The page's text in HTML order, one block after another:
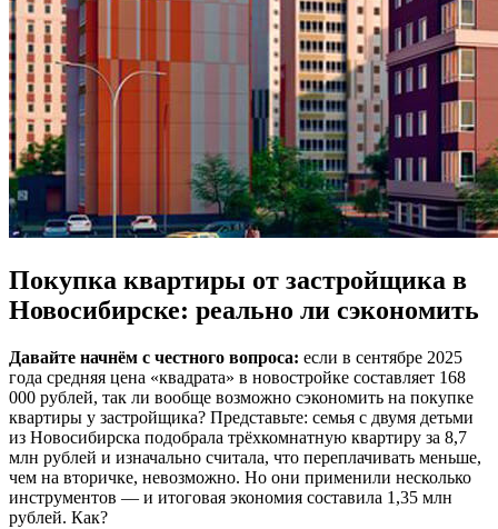
Покупка квартиры от застройщика в
Новосибирске: реально ли сэкономить
Давайте начнём с честного вопроса: если в сентябре 2025
года средняя цена «квадрата» в новостройке составляет 168
000 рублей, так ли вообще возможно сэкономить на покупке
квартиры у застройщика? Представьте: семья с двумя детьми
из Новосибирска подобрала трёхкомнатную квартиру за 8,7
млн рублей и изначально считала, что переплачивать меньше,
чем на вторичке, невозможно. Но они применили несколько
инструментов — и итоговая экономия составила 1,35 млн
рублей. Как?